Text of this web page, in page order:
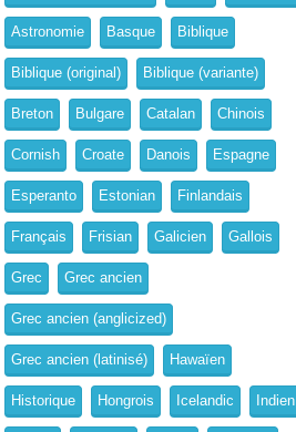
Astronomie Basque Biblique
Biblique (original) Biblique (variante)
Breton Bulgare Catalan Chinois
Cornish Croate Danois Espagne
Esperanto Estonian Finlandais
Français Frisian Galicien Gallois
Grec Grec ancien
Grec ancien (anglicized)
Grec ancien (latinisé) Hawaïen
Historique Hongrois Icelandic Indien